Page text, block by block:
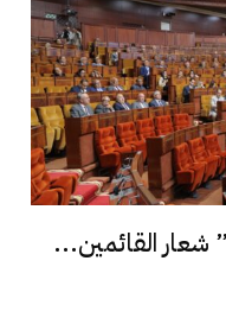
القائمين...